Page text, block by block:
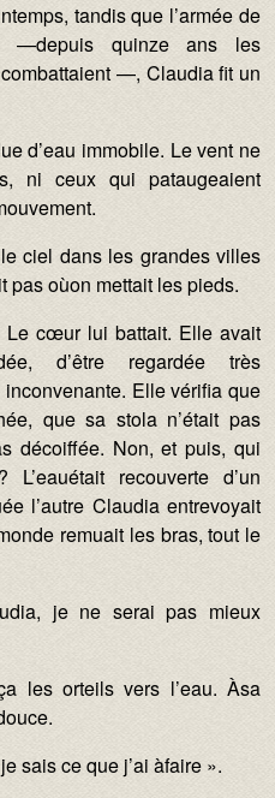
tandis que l’armée de
—depuis quinze ans les
—, Claudia fit un
d’eau immobile. Le vent ne
ni ceux qui pataugeaient
ciel dans les grandes villes
pas oùon mettait les pieds.
cœur lui battait. Elle avait
d’être regardée très
Elle vérifia que
que sa stola n’était pas
décoiffée. Non, et puis, qui
recouverte d’un
l’autre Claudia entrevoyait
remuait les bras, tout le
je ne serai pas mieux
les orteils vers l’eau. Àsa
sais ce que j’ai àfaire ».